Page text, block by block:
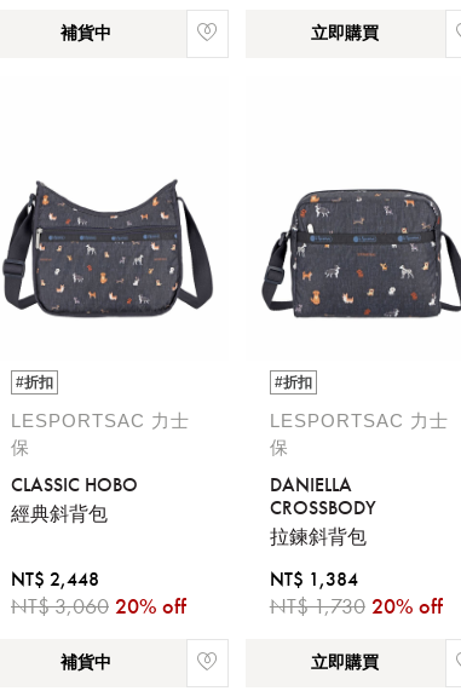
補貨中 立即購買
#折扣
LESPORTSAC 力士
保
CLASSIC HOBO
經典斜背包
NT$ 2,448
NT$ 3,060 20% off
補貨中
#折扣
LESPORTSAC 力士
保
DANIELLA
CROSSBODY
拉鍊斜背包
NT$ 1,384
NT$ 1,730 20% off
立即購買